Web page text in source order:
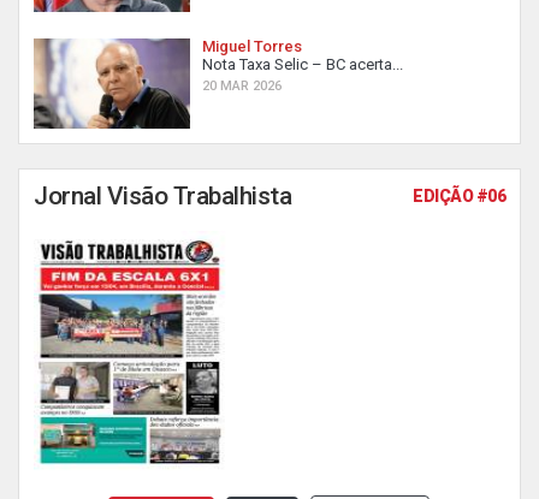
Miguel Torres
Nota Taxa Selic – BC acerta...
20 MAR 2026
Jornal Visão Trabalhista EDIÇÃO #06